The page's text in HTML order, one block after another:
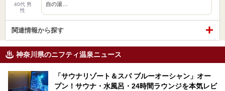
40代 男
性
自の湯…
関連情報から探す
神奈川県のニフティ温泉ニュース
「サウナリゾート＆スパ ブルーオーシャン」オー
プン！サウナ・水風呂・24時間ラウンジを本気レビ